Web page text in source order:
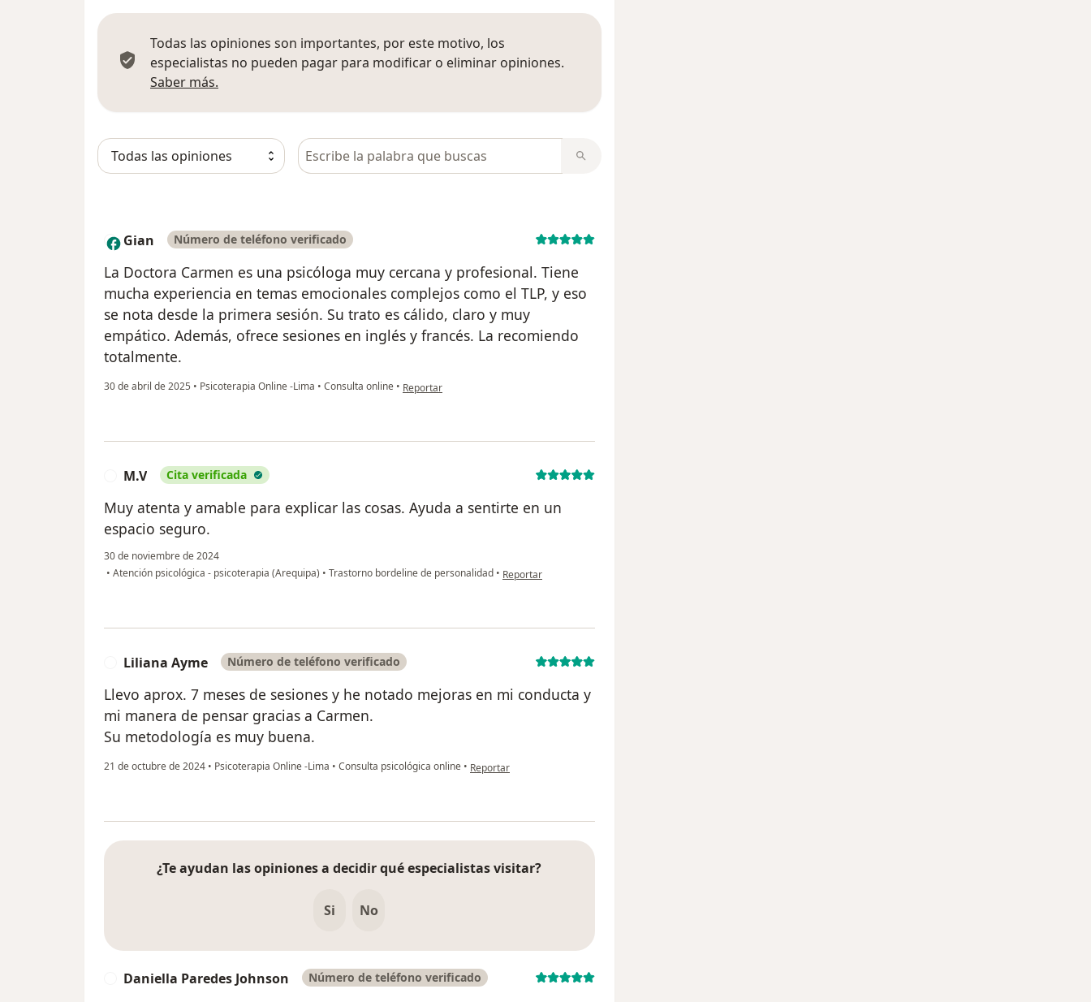
Todas las opiniones son importantes, por este motivo, los
especialistas no pueden pagar para modificar o eliminar opiniones.
Saber más.
Busca en opiniones
G Gian Número de teléfono verificado
La Doctora Carmen es una psicóloga muy cercana y profesional. Tiene
mucha experiencia en temas emocionales complejos como el TLP, y eso
se nota desde la primera sesión. Su trato es cálido, claro y muy
empático. Además, ofrece sesiones en inglés y francés. La recomiendo
totalmente.
30 de abril de 2025 • Psicoterapia Online -Lima • Consulta online • en opinión del usuario Gian
Reportar
M.V Cita verificada
Muy atenta y amable para explicar las cosas. Ayuda a sentirte en un
espacio seguro.
30 de noviembre de 2024
• Atención psicológica - psicoterapia (Arequipa) • Trastorno bordeline de personalidad • en opinión del usuario M.V
Reportar
Liliana Ayme Número de teléfono verificado
Llevo aprox. 7 meses de sesiones y he notado mejoras en mi conducta y
mi manera de pensar gracias a Carmen.
Su metodología es muy buena.
21 de octubre de 2024 • Psicoterapia Online -Lima • Consulta psicológica online • en opinión del usuario Liliana Ayme
Reportar
¿Te ayudan las opiniones a decidir qué especialistas visitar?
Si No
Daniella Paredes Johnson Número de teléfono verificado